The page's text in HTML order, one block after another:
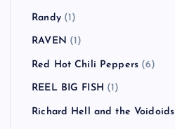
Randy(1)
RAVEN (1)
Red Hot Chili Peppers (6)
REEL BIG FISH (1)
Richard Hell and the Voidoids